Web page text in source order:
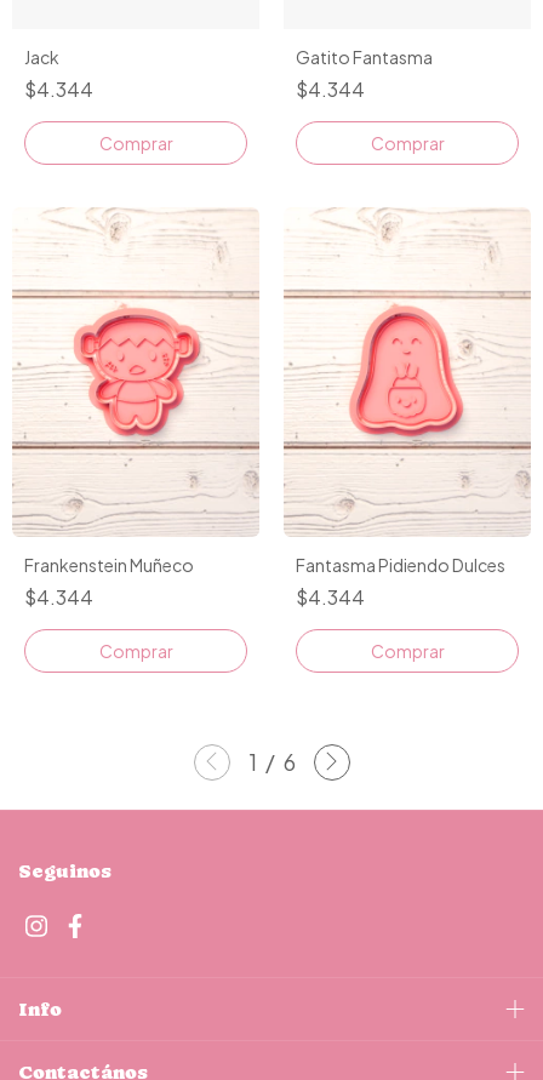
Jack
$4.344
Comprar
Gatito Fantasma
$4.344
Comprar
Frankenstein Muñeco
$4.344
Comprar
Fantasma Pidiendo Dulces
$4.344
Comprar
1 / 6
Seguinos
Info
Contactános